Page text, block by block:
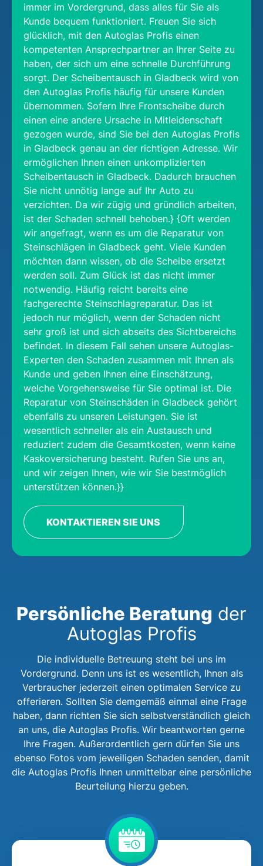
immer im Vordergrund, dass alles für Sie als
Kunde bequem funktioniert. Freuen Sie sich
glücklich, mit den Autoglas Profis einen
kompetenten Ansprechpartner an Ihrer Seite zu
haben, der sich um eine schnelle Durchführung
sorgt. Der Scheibentausch in Gladbeck wird von
den Autoglas Profis häufig für unsere Kunden
übernommen. Sofern Ihre Frontscheibe durch
einen eine andere Ursache in Mitleidenschaft
gezogen wurde, sind Sie bei den Autoglas Profis
in Gladbeck genau an der richtigen Adresse. Wir
ermöglichen Ihnen einen unkomplizierten
Scheibentausch in Gladbeck. Dadurch brauchen
Sie nicht unnötig lange auf Ihr Auto zu
verzichten. Da wir zügig und gründlich arbeiten,
ist der Schaden schnell behoben.} {Oft werden
wir angefragt, wenn es um die Reparatur von
Steinschlägen in Gladbeck geht. Viele Kunden
möchten dann wissen, ob die Scheibe ersetzt
werden soll. Zum Glück ist das nicht immer
notwendig. Häufig reicht bereits eine
fachgerechte Steinschlagreparatur. Das ist
jedoch nur möglich, wenn der Schaden nicht
sehr groß ist und sich abseits des Sichtbereichs
befindet. In diesem Fall sehen unsere Autoglas-
Experten den Schaden zusammen mit Ihnen als
Kunde und geben Ihnen eine Einschätzung,
welche Vorgehensweise für Sie optimal ist. Die
Reparatur von Steinschäden in Gladbeck gehört
ebenfalls zu unseren Leistungen. Sie ist
wesentlich schneller als ein Austausch und
reduziert zudem die Gesamtkosten, wenn keine
Kaskoversicherung besteht. Rufen Sie uns an,
und wir zeigen Ihnen, wie wir Sie bestmöglich
unterstützen können.}}
KONTAKTIEREN SIE UNS
Persönliche Beratung der
Autoglas Profis
Die individuelle Betreuung steht bei uns im
Vordergrund. Denn uns ist es wesentlich, Ihnen als
Verbraucher jederzeit einen optimalen Service zu
offerieren. Sollten Sie demgemäß einmal eine Frage
haben, dann richten Sie sich selbstverständlich gleich
an uns, die Autoglas Profis. Wir beantworten gerne
Ihre Fragen. Außerordentlich gern dürfen Sie uns
ebenso Fotos vom jeweiligen Schaden senden, damit
die Autoglas Profis Ihnen unmittelbar eine persönliche
Beurteilung hierzu geben.